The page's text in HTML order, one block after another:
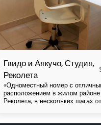
Гвидо и Аякучо, Студия,
Реколета
«Одноместный номер с
расположением в жилом районе
Реколета, в нескольких шагах от